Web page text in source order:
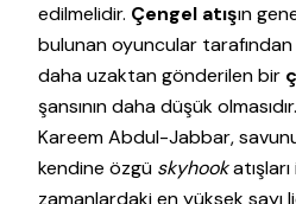
edilmelidir. Çengel atışın
bulunan oyuncular tarafından
daha uzaktan gönderilen bir
şansının daha düşük
Kareem Abdul-Jabbar,
kendine özgü skyhook
zamanlardaki en yüksek sayı